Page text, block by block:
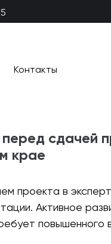
Контакты
сдачей
крае
проекта в
Активное
повышенного